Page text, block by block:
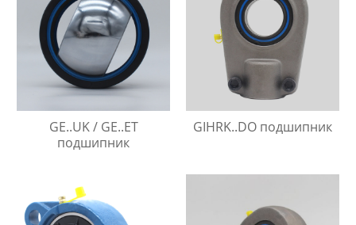
GE..UK / GE..ET
подшипник
GIHRK..DO подшипник